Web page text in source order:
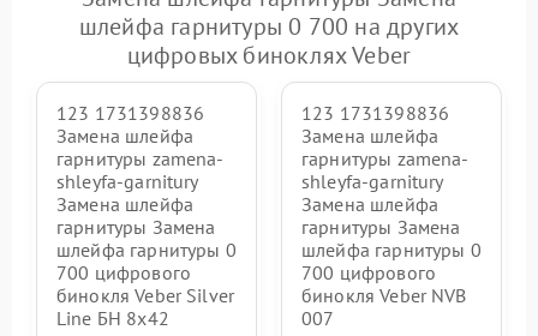
шлейфа гарнитуры 0 700 на других
цифровых биноклях Veber
123 1731398836
Замена шлейфа
гарнитуры zamena-
shleyfa-garnitury
Замена шлейфа
гарнитуры Замена
шлейфа гарнитуры 0
700 цифрового
бинокля Veber Silver
Line БН 8x42
123 1731398836
Замена шлейфа
гарнитуры zamena-
shleyfa-garnitury
Замена шлейфа
гарнитуры Замена
шлейфа гарнитуры 0
700 цифрового
бинокля Veber NVB
007